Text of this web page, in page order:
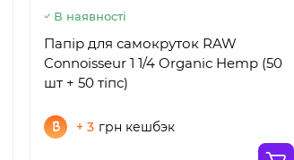
В наявності
Папір для самокруток RAW
Connoisseur 1 1/4 Organic Hemp (50
шт + 50 тіпс)
+ 3 грн кешбэк